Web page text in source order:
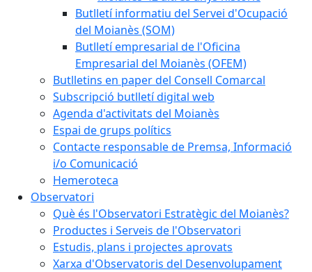
Butlletí informatiu del Servei d'Ocupació
del Moianès (SOM)
Butlletí empresarial de l'Oficina
Empresarial del Moianès (OFEM)
Butlletins en paper del Consell Comarcal
Subscripció butlletí digital web
Agenda d'activitats del Moianès
Espai de grups polítics
Contacte responsable de Premsa, Informació
i/o Comunicació
Hemeroteca
Observatori
Què és l'Observatori Estratègic del Moianès?
Productes i Serveis de l'Observatori
Estudis, plans i projectes aprovats
Xarxa d'Observatoris del Desenvolupament